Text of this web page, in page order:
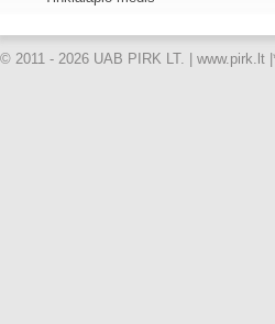
© 2011 - 2026 UAB PIRK LT. | www.pirk.lt |